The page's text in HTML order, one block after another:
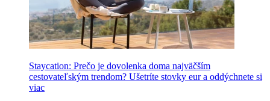
Staycation: Prečo je dovolenka doma najväčším
cestovateľským trendom? Ušetríte stovky eur a oddýchnete si
viac